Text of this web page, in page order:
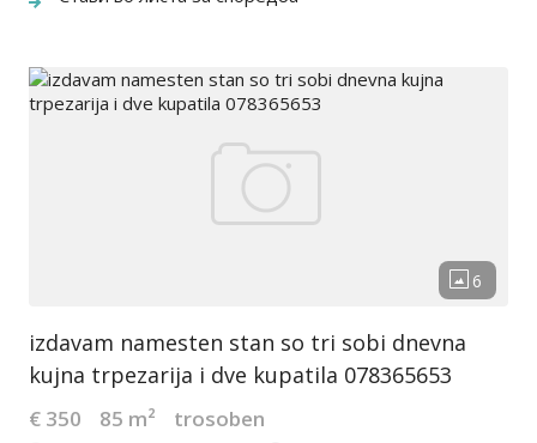
izdavam namesten stan so tri sobi dnevna
kujna trpezarija i dve kupatila 078365653
€ 350 85 m² trosoben